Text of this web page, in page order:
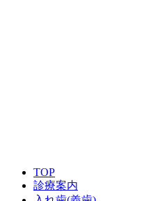
TOP
診療案内